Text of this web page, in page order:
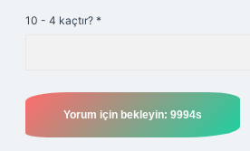
10 - 4 kaçtır? *